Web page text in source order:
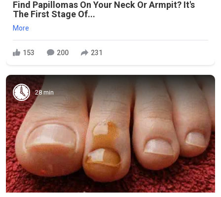
Find Papillomas On Your Neck Or Armpit? It's
The First Stage Of...
More
153 200 231
28 min